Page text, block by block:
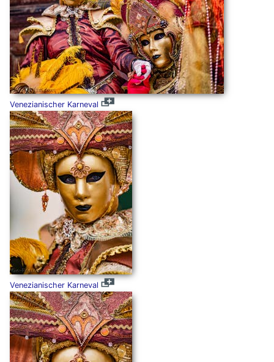
Venezianischer Karneval
Venezianischer Karneval